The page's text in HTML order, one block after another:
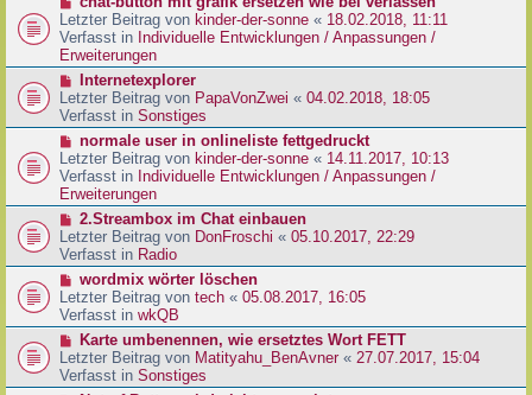
r
a
g
r
B
e
i
r
a
g
e
u
e
r
B
e
i
r
a
g
Letzter Beitrag von kinder-der-sonne « 18.02.2018, 11:11
Verfasst in Individuelle Entwicklungen / Anpassungen /
Erweiterungen
N
e
u
e
r
B
e
i
r
a
g
Internetexplorer
Letzter Beitrag von PapaVonZwei « 04.02.2018, 18:05
Verfasst in Sonstiges
N
e
u
e
r
B
e
i
r
a
g
normale user in onlineliste fettgedruckt
Letzter Beitrag von kinder-der-sonne « 14.11.2017, 10:13
Verfasst in Individuelle Entwicklungen / Anpassungen /
Erweiterungen
N
e
u
e
r
B
e
t
r
2.Streambox im Chat einbauen
Letzter Beitrag von DonFroschi « 05.10.2017, 22:29
Verfasst in Radio
N
e
u
e
r
B
e
wordmix wörter löschen
Letzter Beitrag von tech « 05.08.2017, 16:05
Verfasst in wkQB
N
e
u
Karte umbenennen, wie ersetztes Wort FETT
Letzter Beitrag von Matityahu_BenAvner « 27.07.2017, 15:04
Verfasst in Sonstiges